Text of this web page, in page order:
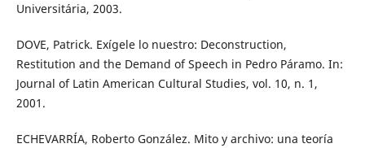
Universitária, 2003.
DOVE, Patrick. Exígele lo nuestro: Deconstruction,
Restitution and the Demand of Speech in Pedro Páramo. In:
Journal of Latin American Cultural Studies, vol. 10, n. 1,
2001.
ECHEVARRÍA, Roberto González. Mito y archivo: una teoría